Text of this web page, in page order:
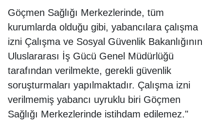
Göçmen Sağlığı Merkezlerinde, tüm
kurumlarda olduğu gibi, yabancılara çalışma
izni Çalışma ve Sosyal Güvenlik Bakanlığının
Uluslararası İş Gücü Genel Müdürlüğü
tarafından verilmekte, gerekli güvenlik
soruşturmaları yapılmaktadır. Çalışma izni
verilmemiş yabancı uyruklu biri Göçmen
Sağlığı Merkezlerinde istihdam edilemez."